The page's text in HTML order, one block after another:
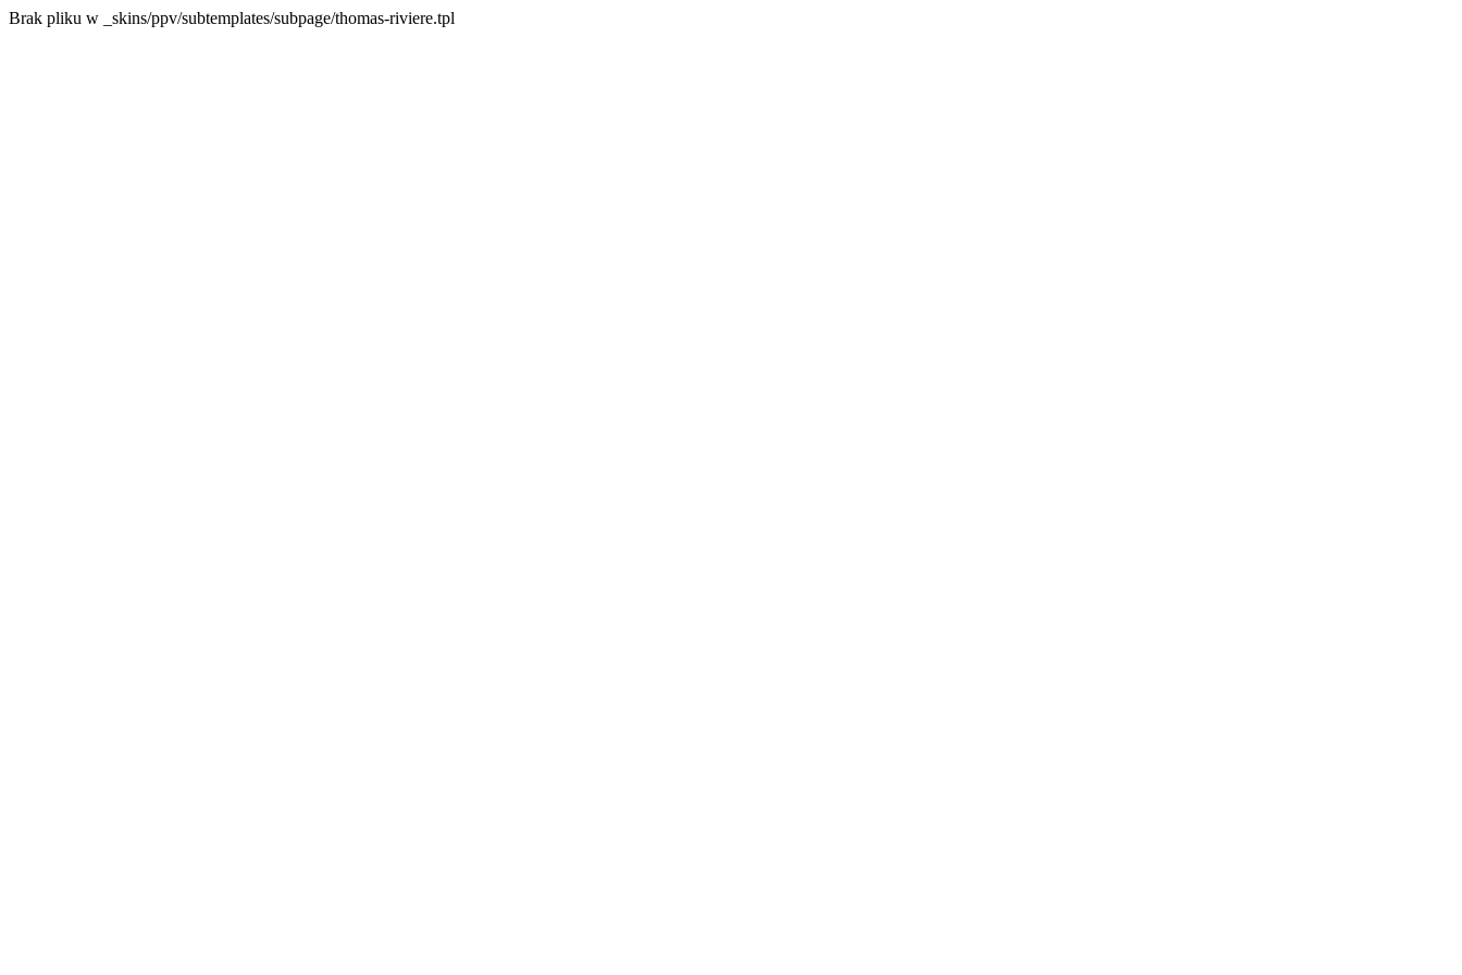
Brak pliku w _skins/ppv/subtemplates/subpage/thomas-riviere.tpl